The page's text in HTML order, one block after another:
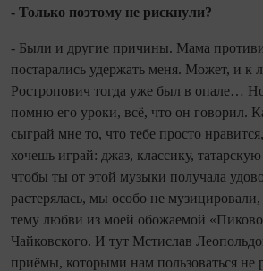
- Только поэтому не рискнули?
- Были и другие причины. Мама
постарались удержать меня. Может, и к
Ростропович тогда уже был в опале…
помню его уроки, всё, что он говорил.
сыграй мне то, что тебе просто
хочешь играй: джаз, классику,
чтобы ты от этой музыки получала
растерялась, мы особо не музицировали,
тему любви из моей обожаемой
Чайковского. И тут Мстислав
приёмы, которыми нам пользоваться не